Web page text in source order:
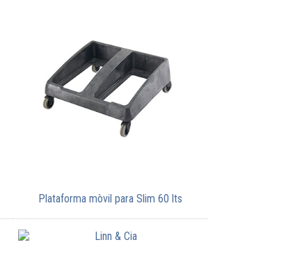
Plataforma mòvil para Slim 60 lts